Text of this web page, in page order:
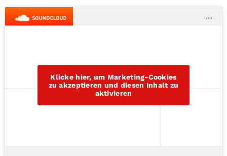
Klicke hier, um Marketing-Cookies
zu akzeptieren und diesen Inhalt zu
aktivieren